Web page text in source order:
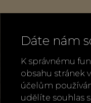
Dáte nám
K správnému
obsahu stránek
účelům
udělíte souhlas